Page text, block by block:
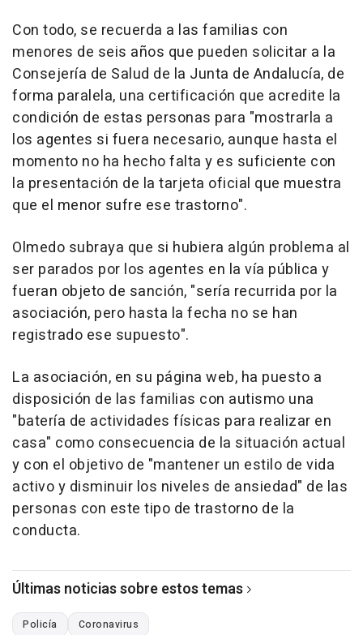
Con todo, se recuerda a las familias con
menores de seis años que pueden solicitar a la
Consejería de Salud de la Junta de Andalucía, de
forma paralela, una certificación que acredite la
condición de estas personas para "mostrarla a
los agentes si fuera necesario, aunque hasta el
momento no ha hecho falta y es suficiente con
la presentación de la tarjeta oficial que muestra
que el menor sufre ese trastorno".
Olmedo subraya que si hubiera algún problema al
ser parados por los agentes en la vía pública y
fueran objeto de sanción, "sería recurrida por la
asociación, pero hasta la fecha no se han
registrado ese supuesto".
La asociación, en su página web, ha puesto a
disposición de las familias con autismo una
"batería de actividades físicas para realizar en
casa" como consecuencia de la situación actual
y con el objetivo de "mantener un estilo de vida
activo y disminuir los niveles de ansiedad" de las
personas con este tipo de trastorno de la
conducta.
Últimas noticias sobre estos temas
Policía Coronavirus